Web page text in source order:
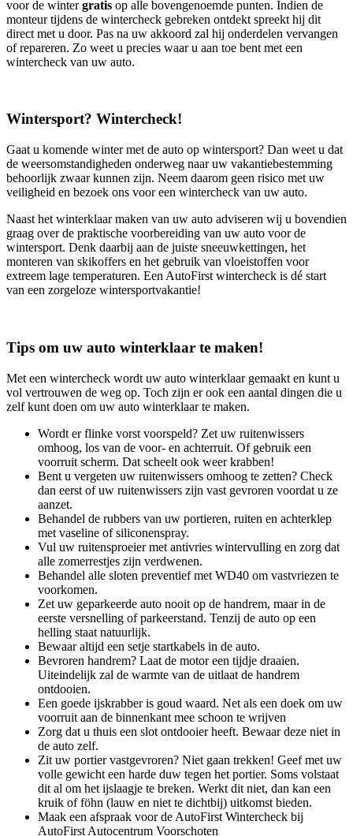
voor de wintergratis op alle bovengenoemde punten. Indien de
monteur tijdens de wintercheck gebreken ontdekt spreekt hij dit
direct met u door. Pas na uw akkoord zal hij onderdelen vervangen
of repareren. Zo weet u precies waar u aan toe bent met een
wintercheck van uw auto.
Wintersport? Wintercheck!
Gaat u komende winter met de auto op wintersport? Dan weet u dat
de weersomstandigheden onderweg naar uw vakantiebestemming
behoorlijk zwaar kunnen zijn. Neem daarom geen risico met uw
veiligheid en bezoek ons voor een wintercheck van uw auto.
Naast het winterklaar maken van uw auto adviseren wij u bovendien
graag over de praktische voorbereiding van uw auto voor de
wintersport. Denk daarbij aan de juiste sneeuwkettingen, het
monteren van skikoffers en het gebruik van vloeistoffen voor
extreem lage temperaturen. Een AutoFirst wintercheck is dé start
van een zorgeloze wintersportvakantie!
Tips om uw auto winterklaar te maken!
Met een wintercheck wordt uw auto winterklaar gemaakt en kunt u
vol vertrouwen de weg op. Toch zijn er ook een aantal dingen die u
zelf kunt doen om uw auto winterklaar te maken.
Wordt er flinke vorst voorspeld? Zet uw ruitenwissers
omhoog, los van de voor- en achterruit. Of gebruik een
voorruit scherm. Dat scheelt ook weer krabben!
Bent u vergeten uw ruitenwissers omhoog te zetten? Check
dan eerst of uw ruitenwissers zijn vast gevroren voordat u ze
aanzet.
Behandel de rubbers van uw portieren, ruiten en achterklep
met vaseline of siliconenspray.
Vul uw ruitensproeier met antivries wintervulling en zorg dat
alle zomerrestjes zijn verdwenen.
Behandel alle sloten preventief met WD40 om vastvriezen te
voorkomen.
Zet uw geparkeerde auto nooit op de handrem, maar in de
eerste versnelling of parkeerstand. Tenzij de auto op een
helling staat natuurlijk.
Bewaar altijd een setje startkabels in de auto.
Bevroren handrem? Laat de motor een tijdje draaien.
Uiteindelijk zal de warmte van de uitlaat de handrem
ontdooien.
Een goede ijskrabber is goud waard. Net als een doek om uw
voorruit aan de binnenkant mee schoon te wrijven
Zorg dat u thuis een slot ontdooier heeft. Bewaar deze niet in
de auto zelf.
Zit uw portier vastgevroren? Niet gaan trekken! Geef met uw
volle gewicht een harde duw tegen het portier. Soms volstaat
dit al om het ijslaagje te breken. Werkt dit niet, dan kan een
kruik of föhn (lauw en niet te dichtbij) uitkomst bieden.
Maak een afspraak voor de AutoFirst Wintercheck bij
AutoFirst Autocentrum Voorschoten